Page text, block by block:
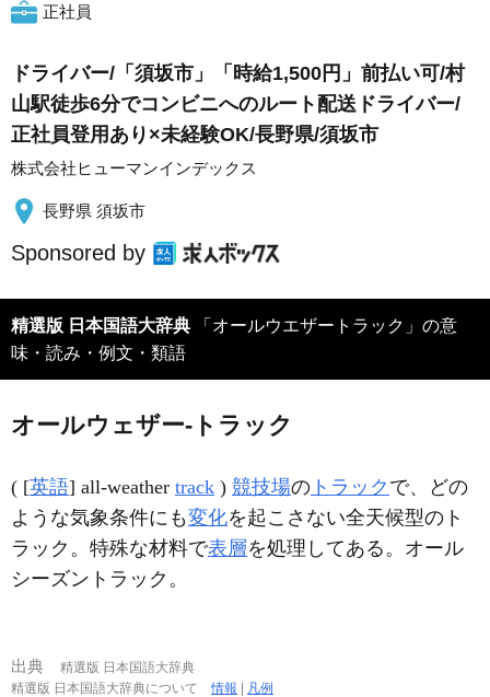
正社員
ドライバー/「須坂市」「時給1,500円」前払い可/村
山駅徒歩6分でコンビニへのルート配送ドライバー/
正社員登用あり×未経験OK/長野県/須坂市
株式会社ヒューマンインデックス
長野県 須坂市
Sponsored by
精選版 日本国語大辞典 「オールウエザートラック」の意
味・読み・例文・類語
オールウェザー‐トラック
( [英語] all-weather track ) 競技場の トラック で、どの
ような気象条件にも変化を起こさない全天候型のト
ラック。特殊な材料で表層を処理してある。オール
シーズントラック。
出典
精選版 日本国語大辞典
精選版 日本国語大辞典について情報 | 凡例